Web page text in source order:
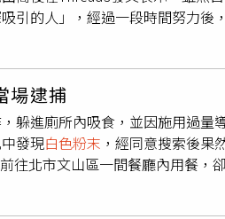
引的人」，經過一段時間努力後
的字會因為摩擦慢慢變淡，所以
「我會在不讓自己真的受傷的前
男，祝你用不到這張卡」、「有
能事事順利」、「恭喜白粉男在
大家」。池田喬俊去年11月來
甚至引起緝毒犬注意。事後他解
據衛福部健保署說明，外籍人士
請後5至14個工作天內可取得健保
場逮捕
躲進廁所內吸食，並因施用過量
發現白色粉末 ，經同意搜索後果
往北市文山區一間餐廳內用餐，
，卻眼尖發現郭男鼻孔還留有
因毒癮發作躲入餐廳內吸食，卻